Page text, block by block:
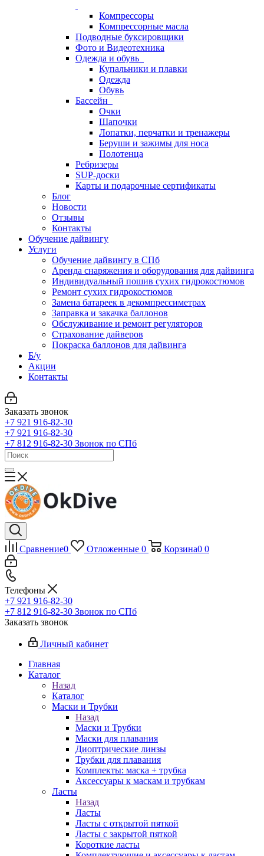
Компрессоры
Компрессорные масла
Подводные буксировщики
Фото и Видеотехника
Одежда и обувь
Купальники и плавки
Одежда
Обувь
Бассейн
Очки
Шапочки
Лопатки, перчатки и тренажеры
Беруши и зажимы для носа
Полотенца
Ребризеры
SUP-доски
Карты и подарочные сертификаты
Блог
Новости
Отзывы
Контакты
Обучение дайвингу
Услуги
Обучение дайвингу в СПб
Аренда снаряжения и оборудования для дайвинга
Индивидуальный пошив сухих гидрокостюмов
Ремонт сухих гидрокостюмов
Замена батареек в декомпрессиметрах
Заправка и закачка баллонов
Обслуживание и ремонт регуляторов
Страхование дайверов
Покраска баллонов для дайвинга
Б/у
Акции
Контакты
Заказать звонок
+7 921 916-82-30
+7 921 916-82-30
+7 812 916-82-30 Звонок по СПб
Сравнение0 Отложенные 0 Корзина0 0
Телефоны
+7 921 916-82-30
+7 812 916-82-30 Звонок по СПб
Заказать звонок
Личный кабинет
Главная
Каталог
Назад
Каталог
Маски и Трубки
Назад
Маски и Трубки
Маски для плавания
Диоптрические линзы
Трубки для плавания
Комплекты: маска + трубка
Аксессуары к маскам и трубкам
Ласты
Назад
Ласты
Ласты с открытой пяткой
Ласты с закрытой пяткой
Короткие ласты